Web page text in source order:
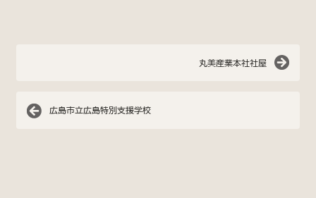
丸美産業本社社屋
広島市立広島特別支援学校